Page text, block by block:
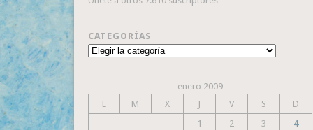
CATEGORÍAS
Categorías
enero 2009
L
M X J V S
D
1
2 3
4